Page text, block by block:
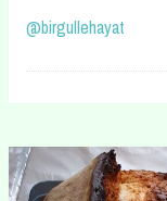
@birgullehayat